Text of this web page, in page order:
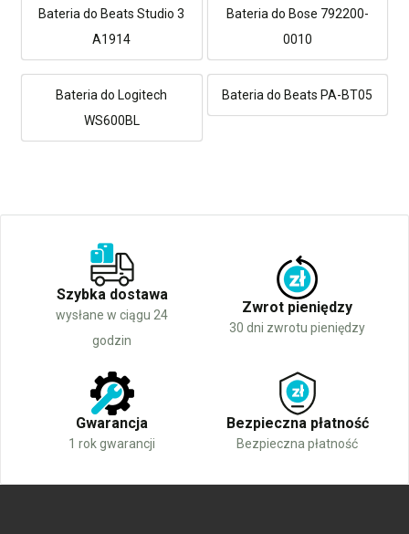
Bateria do Beats Studio 3
A1914
Bateria do Bose 792200-
0010
Bateria do Logitech
WS600BL
Bateria do Beats PA-BT05
Szybka dostawa
wysłane w ciągu 24
godzin
Zwrot pieniędzy
30 dni zwrotu pieniędzy
Gwarancja
1 rok gwarancji
Bezpieczna płatność
Bezpieczna płatność